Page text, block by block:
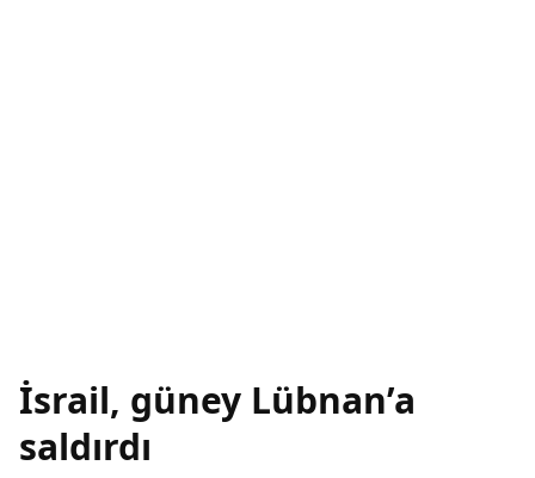
İsrail, güney Lübnan’a
saldırdı